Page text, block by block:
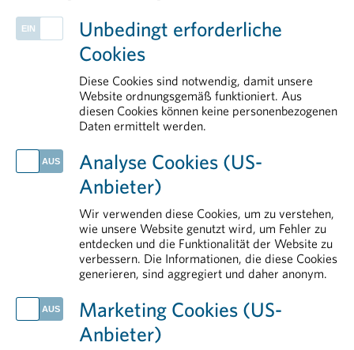
Health Data & Digital
Pharmakovigilanz
Politik
Herstellung & Qualitätssicherung
Communications
PHARMIG Facts & Figures 2026
PHARMIG Daten & Fakten 2026
Arzneimittel vor Hitze schützen
IM DETAIL
Arzneimittelmarkt
Forschung & Entwicklung
Arzneimittelsicherheit
Unbedingt erforderliche
Cookies
Diese Cookies sind notwendig, damit unsere
Website ordnungsgemäß funktioniert. Aus
diesen Cookies können keine personenbezogenen
Daten ermittelt werden.
Analyse Cookies (US-
Anbieter)
Wir verwenden diese Cookies, um zu verstehen,
wie unsere Website genutzt wird, um Fehler zu
entdecken und die Funktionalität der Website zu
verbessern. Die Informationen, die diese Cookies
generieren, sind aggregiert und daher anonym.
Marketing Cookies (US-
Anbieter)